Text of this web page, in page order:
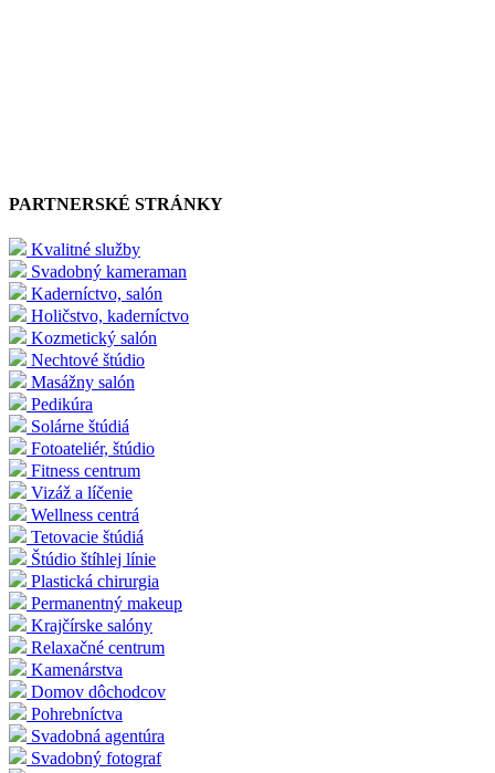
PARTNERSKÉ STRÁNKY
Kvalitné služby
Svadobný kameraman
Kaderníctvo, salón
Holičstvo, kaderníctvo
Kozmetický salón
Nechtové štúdio
Masážny salón
Pedikúra
Solárne štúdiá
Fotoateliér, štúdio
Fitness centrum
Vizáž a líčenie
Wellness centrá
Tetovacie štúdiá
Štúdio štíhlej línie
Plastická chirurgia
Permanentný makeup
Krajčírske salóny
Relaxačné centrum
Kamenárstva
Domov dôchodcov
Pohrebníctva
Svadobná agentúra
Svadobný fotograf